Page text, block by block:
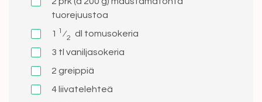
tuorejuustoa
1 1 ⁄2 dl tomusokeria
3 tl vaniljasokeria
2 greippiä
4 liivatelehteä